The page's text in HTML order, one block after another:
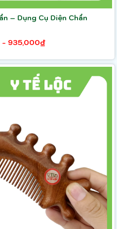
– Dụng Cụ Diện Chẩn
- 935,000₫